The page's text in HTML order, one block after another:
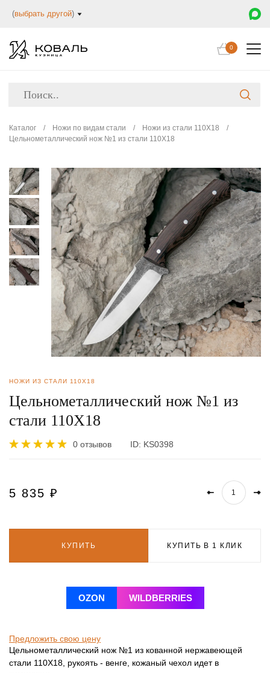
(выбрать другой)
0
Каталог / Ножи по видам стали / Ножи из стали 110Х18
/
Цельнометаллический нож №1 из стали 110Х18
НОЖИ ИЗ СТАЛИ 110Х18
Цельнометаллический нож №1 из
стали 110Х18
0 отзывов ID: KS0398
5 835 ₽
КУПИТЬ КУПИТЬ В 1 КЛИК
OZON WILDBERRIES
Предложить свою цену
Цельнометаллический нож №1 из кованной нержавеющей
стали 110Х18, рукоять - венге, кожаный чехол идет в